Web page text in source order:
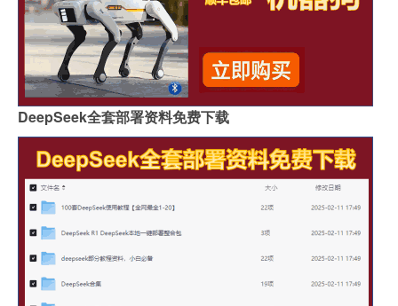
DeepSeek全套部署资料免费下载